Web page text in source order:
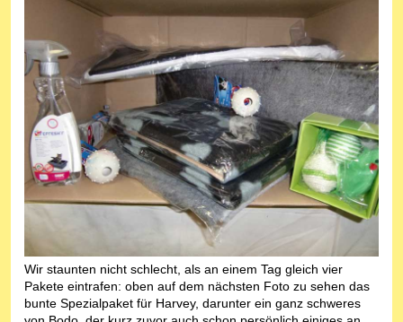
Wir staunten nicht schlecht, als an einem Tag gleich vier
Pakete eintrafen: oben auf dem nächsten Foto zu sehen das
bunte Spezialpaket für Harvey, darunter ein ganz schweres